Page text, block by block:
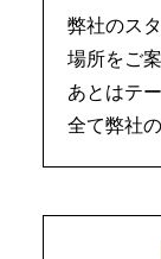
弊社のス
場所をご
あとはテ
全て弊社